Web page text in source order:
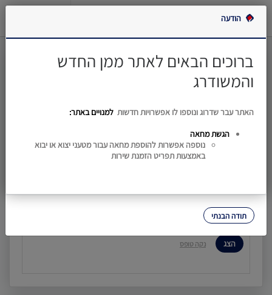
הודעה
ברוכים הבאים לאתר ממן החדש
והמשודרג
האתר עבר שדרוג ונוספו לו אפשרויות חדשות למנויים באתר:
הגשת מחאה
נוספה אפשרות להוספת מחאה עבור מטעני יצוא או יבוא
באמצעות תפריט הזמנת שירות
תודה הבנתי
ייצוא
תעריפון
מידע
סטטוס שטר מטען
יבוא יצוא בלדרים
ש"מ חברת תעופה
ש"מ פנימי